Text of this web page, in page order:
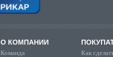
О КОМПАНИИ
Команда
Как